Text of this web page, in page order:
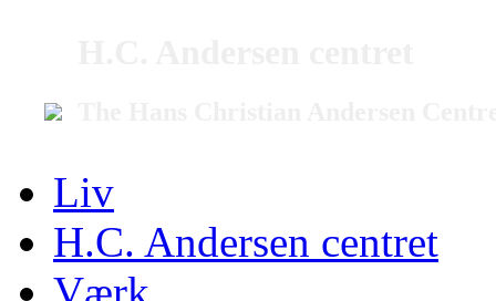
Liv
H.C. Andersen centret
Værk